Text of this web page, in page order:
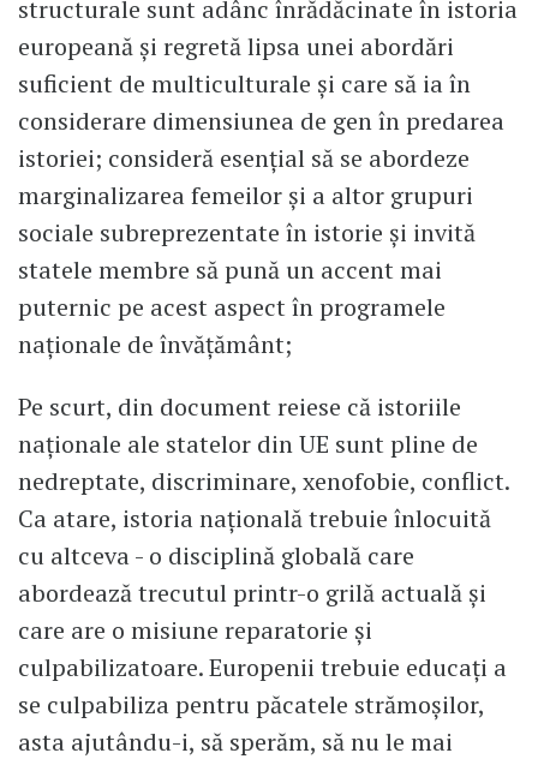
structurale sunt adânc înrădăcinate în istoria
europeană și regretă lipsa unei abordări
suficient de multiculturale și care să ia în
considerare dimensiunea de gen în predarea
istoriei; consideră esențial să se abordeze
marginalizarea femeilor și a altor grupuri
sociale subreprezentate în istorie și invită
statele membre să pună un accent mai
puternic pe acest aspect în programele
naționale de învățământ;
Pe scurt, din document reiese că istoriile
naționale ale statelor din UE sunt pline de
nedreptate, discriminare, xenofobie, conflict.
Ca atare, istoria națională trebuie înlocuită
cu altceva - o disciplină globală care
abordează trecutul printr-o grilă actuală și
care are o misiune reparatorie și
culpabilizatoare. Europenii trebuie educați a
se culpabiliza pentru păcatele strămoșilor,
asta ajutându-i, să sperăm, să nu le mai